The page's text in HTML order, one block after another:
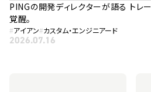
PINGの開発ディレクターが語る トレードオフを覆した『G740』の
覚醒。
#アイアン#カスタム・エンジニアード
2026.07.16